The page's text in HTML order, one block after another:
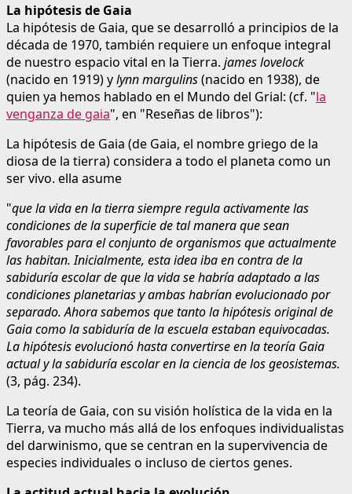
La hipótesis de Gaia
La hipótesis de Gaia, que se desarrolló a principios de la
década de 1970, también requiere un enfoque integral
de nuestro espacio vital en la Tierra. james lovelock
(nacido en 1919) ylynn margulins(nacido en 1938), de
quien ya hemos hablado en el Mundo del Grial: (cf. "la
venganza de gaia", en "Reseñas de libros"):
La hipótesis de Gaia (de Gaia, el nombre griego de la
diosa de la tierra) considera a todo el planeta como un
ser vivo. ella asume
"que la vida en la tierra siempre regula activamente las
condiciones de la superficie de tal manera que sean
favorables para el conjunto de organismos que actualmente
las habitan. Inicialmente, esta idea iba en contra de la
sabiduría escolar de que la vida se habría adaptado a las
condiciones planetarias y ambas habrían evolucionado por
separado. Ahora sabemos que tanto la hipótesis original de
Gaia como la sabiduría de la escuela estaban equivocadas.
La hipótesis evolucionó hasta convertirse en la teoría Gaia
actual y la sabiduría escolar en la ciencia de los geosistemas.
(3, pág. 234).
La teoría de Gaia, con su visión holística de la vida en la
Tierra, va mucho más allá de los enfoques individualistas
del darwinismo, que se centran en la supervivencia de
especies individuales o incluso de ciertos genes.